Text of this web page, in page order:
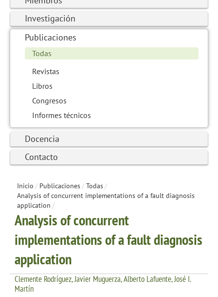
Investigación
Publicaciones
Todas
Revistas
Libros
Congresos
Informes técnicos
Docencia
Contacto
Inicio / Publicaciones/ Todas/
Analysis of concurrent implementations of a fault diagnosis
application /
Analysis of concurrent
implementations of a fault diagnosis
application
Clemente Rodríguez, Javier Muguerza, Alberto Lafuente, José I.
Martín